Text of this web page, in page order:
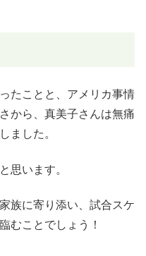
たことと、アメリカ事情
から、真美子さんは無痛
ました。
思います。
族に寄り添い、試合スケ
むことでしょう！